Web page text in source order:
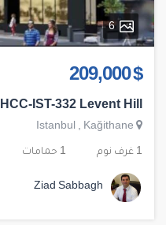
6
$ 209,000
HCC-IST-332 Levent Hill
Istanbul , Kağithane
1 غرف نوم 1 حمامات
Ziad Sabbagh